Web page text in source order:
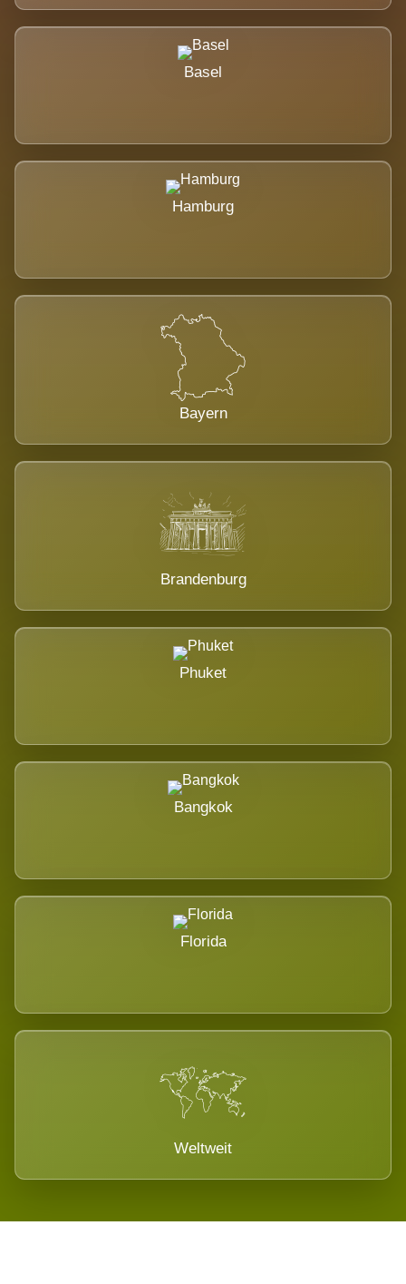
Basel
Hamburg
Bayern
Brandenburg
Phuket
Bangkok
Florida
Weltweit